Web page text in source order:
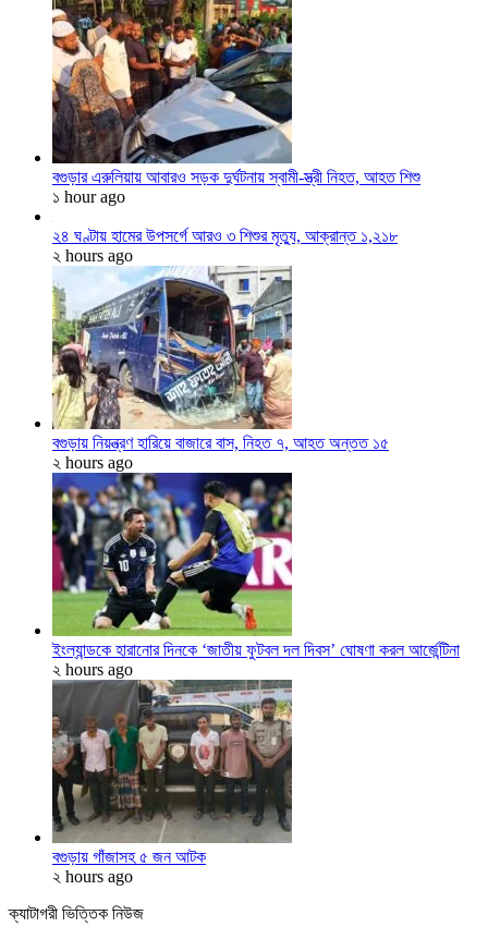
বগুড়ার এরুলিয়ায় আবারও সড়ক দুর্ঘটনায় স্বামী-স্ত্রী নিহত, আহত শিশু
১ hour ago
২৪ ঘণ্টায় হামের উপসর্গে আরও ৩ শিশুর মৃত্যু, আক্রান্ত ১,২১৮
২ hours ago
বগুড়ায় নিয়ন্ত্রণ হারিয়ে বাজারে বাস, নিহত ৭, আহত অন্তত ১৫
২ hours ago
ইংল্যান্ডকে হারানোর দিনকে ‘জাতীয় ফুটবল দল দিবস’ ঘোষণা করল আর্জেন্টিনা
২ hours ago
বগুড়ায় গাঁজাসহ ৫ জন আটক
২ hours ago
ক্যাটাগরী ভিত্তিক নিউজ